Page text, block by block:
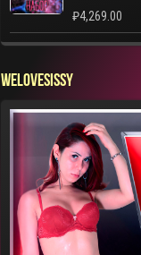
₽4,269.00
WELOVESISSY